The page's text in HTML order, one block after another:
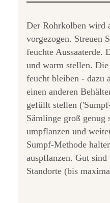
Der Rohrkolben wird
vorgezogen. Streuen
feuchte Aussaaterde.
und warm stellen.
feucht bleiben - dazu
einen anderen
gefüllt stellen
Sämlinge groß
umpflanzen und
Sumpf-Methode
auspflanzen. Gut
Standorte (bis